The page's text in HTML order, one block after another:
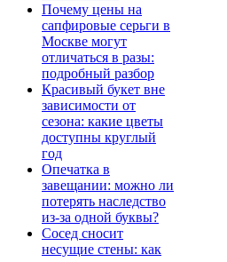
Почему цены на
сапфировые серьги в
Москве могут
отличаться в разы:
подробный разбор
Красивый букет вне
зависимости от
сезона: какие цветы
доступны круглый
год
Опечатка в
завещании: можно ли
потерять наследство
из-за одной буквы?
Сосед сносит
несущие стены: как